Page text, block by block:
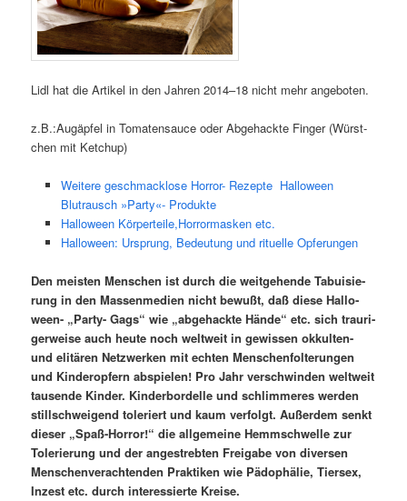
Lidl hat die Arti­kel in den Jah­ren 2014–18 nicht mehr angeboten.
z.B.:Augäpfel in Toma­ten­sauce oder Abge­hack­te Fin­ger (Würst­
chen mit Ketchup)
Weitere geschmacklose Horror- RezepteHalloween
Blutrausch »Party«- Produkte
Halloween Körperteile,Horrormasken etc.
Halloween: Ursprung, Bedeutung und rituelle Opferungen
Den meis­ten Men­schen ist durch die weit­ge­hen­de Tabui­sie­
rung in den Mas­sen­me­di­en nicht bewußt, daß die­se Hal­lo­
ween- „Par­ty- Gags“ wie „abge­hack­te Hän­de“ etc. sich trau­ri­
ger­wei­se auch heu­te noch welt­weit in gewis­sen okkul­ten-
und eli­tä­ren Netz­wer­ken mit ech­ten Men­schen­fol­te­run­gen
und Kin­der­op­fern abspie­len! Pro Jahr ver­schwin­den welt­weit
tau­sen­de Kin­der. Kin­der­bor­del­le und schlim­me­res wer­den
still­schwei­gend tole­riert und kaum ver­folgt. Außer­dem senkt
die­ser „Spaß-Hor­ror!“ die all­ge­mei­ne Hemm­schwel­le zur
Tole­rie­rung und der ange­streb­ten Frei­ga­be von diver­sen
Men­schen­ver­ach­ten­den Prak­ti­ken wie Pädo­phä­lie, Tier­sex,
Inzest etc. durch inter­es­sier­te Kreise.